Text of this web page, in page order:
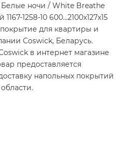
Белые ночи / White Breathe
1258-10 600…2100x127x15
для квартиры и
Coswick, Беларусь.
в интернет магазине
предоставляется
напольных покрытий